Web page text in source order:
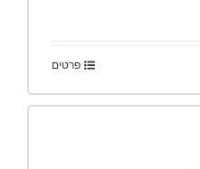
פרטים